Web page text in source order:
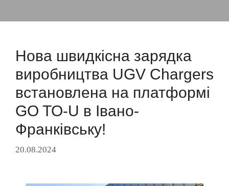
Нова швидкісна зарядка
виробництва UGV Chargers
встановлена на платформі
GO TO-U в Івано-
Франківську!
20.08.2024